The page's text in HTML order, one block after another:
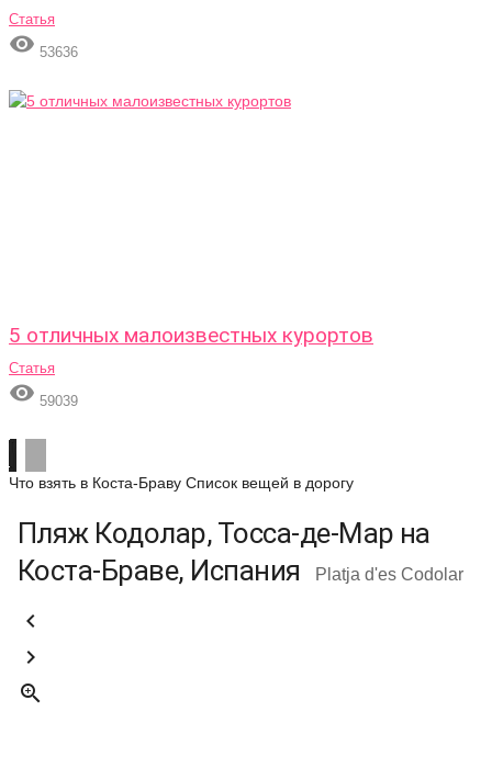
Статья
 53636
5 отличных малоизвестных курортов
Статья
 59039
Что взять в Коста-Браву Список вещей в дорогу
Пляж Кодолар, Тосса-де-Мар на
Коста-Браве, Испания
Platja d'es Codolar


